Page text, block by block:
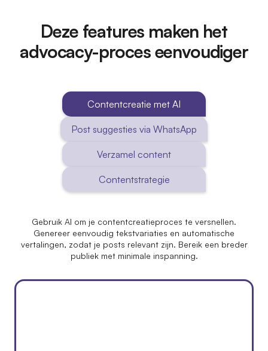
Deze features maken het
advocacy-proces eenvoudiger
Contentcreatie met AI
Post suggesties via WhatsApp
Verzamel content
Contentstrategie
Gebruik AI om je contentcreatieproces te versnellen.
Genereer eenvoudig tekstvariaties en automatische
vertalingen, zodat je posts relevant zijn. Bereik een breder
publiek met minimale inspanning.